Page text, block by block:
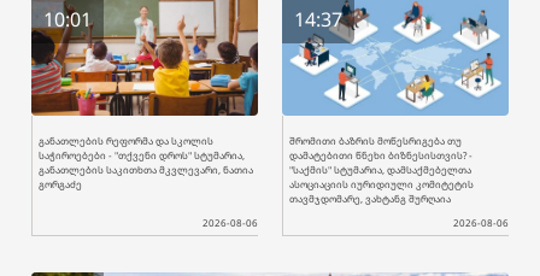
10:01
განათლების რეფორმა და სკოლის
საჭიროებები - "თქვენი დროს" სტუმარია,
განათლების საკითხთა მკვლევარი, ნათია
გორგაძე
2026-08-06
14:37
შრომითი ბაზრის მოწესრიგება თუ
დამატებითი წნეხი ბიზნესისთვის? -
"საქმის" სტუმარია, დამსაქმებელთა
ასოციაციის იურიდიული კომიტეტის
თავმჯდომარე, ვახტანგ შურღაია
2026-08-06